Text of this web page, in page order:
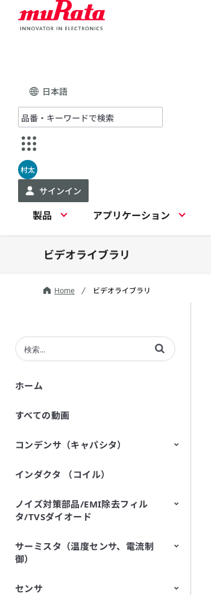
日本語
村太
サインイン
製品 アプリケーション
ビデオライブラリ
Home ビデオライブラリ
動画の検索語句を入力
ホーム
すべての動画
コンデンサ（キャパシタ）
セラミックコンデンサ（キャパシ
導電性高分子アルミ電解コンデン
バリアブルキャパシタ
シリコンキャパシタ（シリコンコ
インダクタ （コイル）
ノイズ対策部品/EMI除去フィル
タ/TVSダイオード
EMI除去フィルタ （EMC・ノイ
TVSダイオード（ESD保護デバイ
サーミスタ（温度センサ、電流制
御）
NTCサーミスタ
PTCサーミスタ （ポジスタ）
センサ